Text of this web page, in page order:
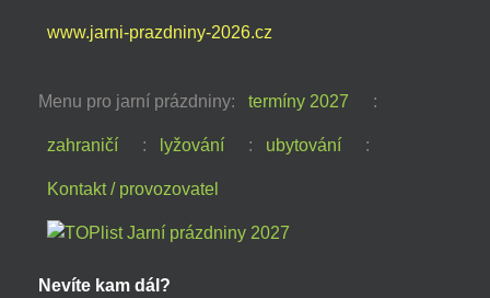
www.jarni-prazdniny-2026.cz
Menu pro jarní prázdniny: termíny 2027 :
zahraničí : lyžování : ubytování :
Kontakt / provozovatel
Nevíte kam dál?